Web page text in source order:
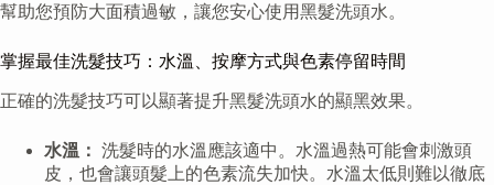
幫助您預防大面積過敏，讓您安心使用黑髮洗頭水。
掌握最佳洗髮技巧：水溫、按摩方式與色素停留時間
正確的洗髮技巧可以顯著提升黑髮洗頭水的顯黑效果。
水溫： 洗髮時的水溫應該適中。水溫過熱可能會刺激頭
皮，也會讓頭髮上的色素流失加快。水溫太低則難以徹底